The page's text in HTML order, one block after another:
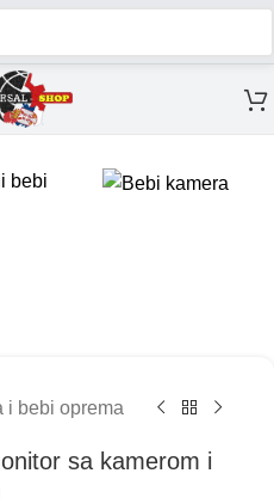
i bebi oprema
sa kamerom i